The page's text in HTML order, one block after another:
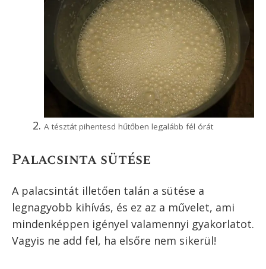
A tej felével keverd el csomómentesre
Add hozzá a tej másik felét és a
szódavizet. Keverd el ezzel is
csomómentesre.
Tudom, hogy sokan ragaszkodnak a szódavízhez a
tapasztalatom szerint sima vízzel is tökéletes lesz,
ásványvíz, akkor sem kell kétségbe esni, lehet még
finom palacsintát készíteni!
Hűtőben letakarva legalább fél órát